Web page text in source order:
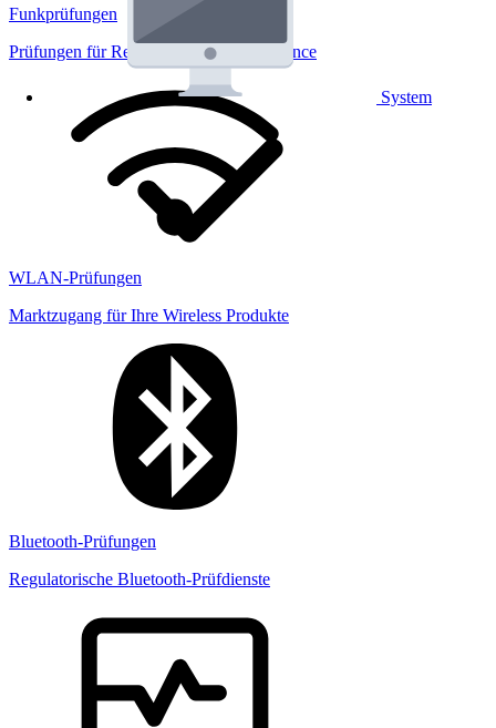
System
Funkprüfungen
Prüfungen für Regulatorik und Performance
WLAN-Prüfungen
Marktzugang für Ihre Wireless Produkte
Bluetooth-Prüfungen
Regulatorische Bluetooth-Prüfdienste